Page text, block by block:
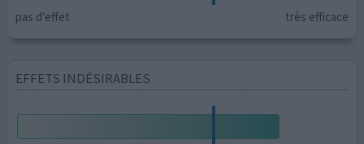
pas d'effet très efficace
EFFETS INDÉSIRABLES